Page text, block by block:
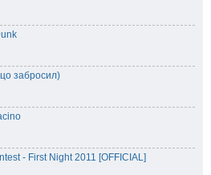
забросил)
- First Night 2011 [OFFICIAL]